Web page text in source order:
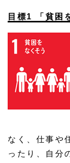
目標1 「貧困
なく、仕事や
ったり、自分